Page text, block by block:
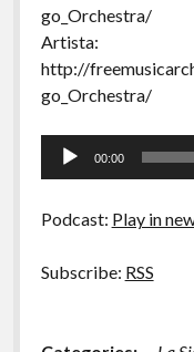
go_Orchestra/
Artista:
http://
go_Orchestra/
Tocador
00:00
Podcast: Play in
Subscribe: RSS